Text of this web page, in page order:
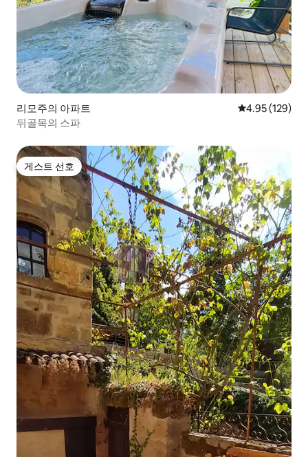
리모주의 아파트 평점 4.95점(5
4.95 (129)
뒤골목의 스파
게스트 선호
게스트 선호